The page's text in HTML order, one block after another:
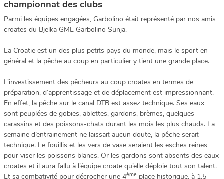
championnat des clubs
Parmi les équipes engagées, Garbolino était représenté par nos amis
croates du Bjelka GME Garbolino Sunja.
La Croatie est un des plus petits pays du monde, mais le sport en
général et la pêche au coup en particulier y tient une grande place.
L’investissement des pêcheurs au coup croates en termes de
préparation, d’apprentissage et de déplacement est impressionnant.
En effet, la pêche sur le canal DTB est assez technique. Ses eaux
sont peuplées de gobies, ablettes, gardons, brèmes, quelques
carassins et des poissons-chats durant les mois les plus chauds. La
semaine d’entrainement ne laissait aucun doute, la pêche serait
technique. Le fouillis et les vers de vase seraient les esches reines
pour viser les poissons blancs. Or les gardons sont absents des eaux
croates et il aura fallu à l’équipe croate qu’elle déploie tout son talent.
Et sa combativité pour décrocher une 4ème place historique, à 1,5